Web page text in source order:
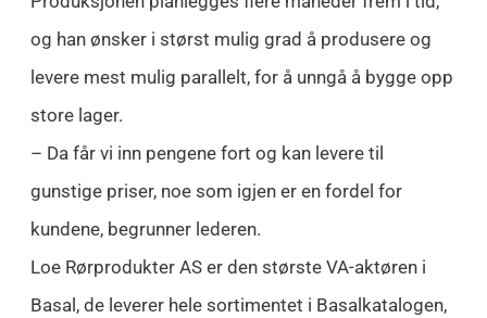
og han ønsker i størst mulig grad å produsere og
levere mest mulig parallelt, for å unngå å bygge opp
store lager.
– Da får vi inn pengene fort og kan levere til
gunstige priser, noe som igjen er en fordel for
kundene, begrunner lederen.
Loe Rørprodukter AS er den største VA-aktøren i
Basal, de leverer hele sortimentet i Basalkatalogen,